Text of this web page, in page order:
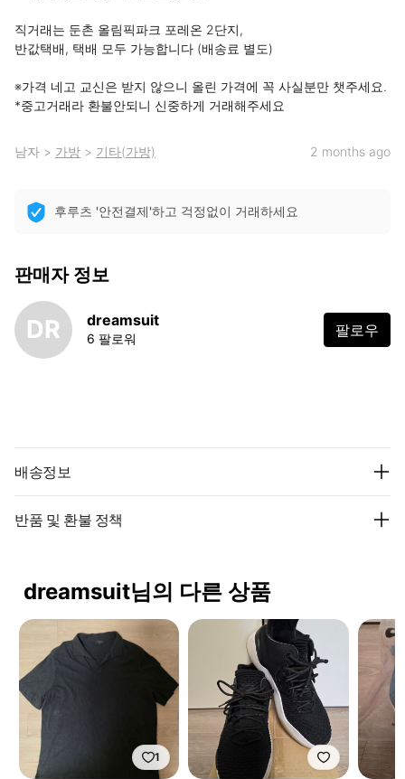
직거래는 둔촌 올림픽파크 포레온 2단지,
반값택배, 택배 모두 가능합니다 (배송료 별도)
※가격 네고 교신은 받지 않으니 올린 가격에 꼭 사실분만 챗주세요.
*중고거래라 환불안되니 신중하게 거래해주세요
남자 > 가방 > 기타(가방) 2 months ago
후루츠 '안전결제'하고 걱정없이 거래하세요
판매자 정보
DR dreamsuit
6 팔로워 팔로우
배송정보
반품 및 환불 정책
dreamsuit님의 다른 상품
1